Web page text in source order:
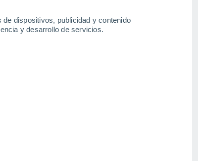
dispositivos, publicidad y contenido
y desarrollo de servicios.